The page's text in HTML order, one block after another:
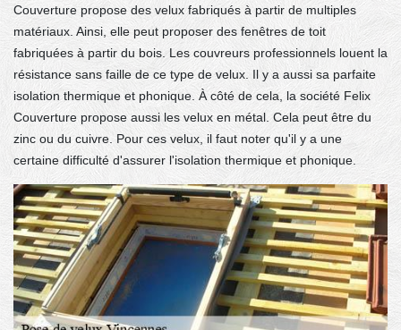
Couverture propose des velux fabriqués à partir de multiples
matériaux. Ainsi, elle peut proposer des fenêtres de toit
fabriquées à partir du bois. Les couvreurs professionnels louent la
résistance sans faille de ce type de velux. Il y a aussi sa parfaite
isolation thermique et phonique. À côté de cela, la société Felix
Couverture propose aussi les velux en métal. Cela peut être du
zinc ou du cuivre. Pour ces velux, il faut noter qu'il y a une
certaine difficulté d'assurer l'isolation thermique et phonique.